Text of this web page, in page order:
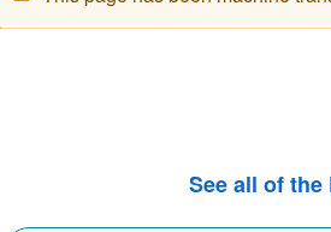
d'avertissement
See all of